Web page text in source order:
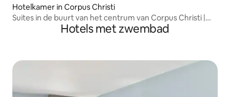
Hotelkamer in Corpus Christi
Suites in de buurt van het centrum van Corpus Christi |
HuisdiervriendelijkHotels met zwembad